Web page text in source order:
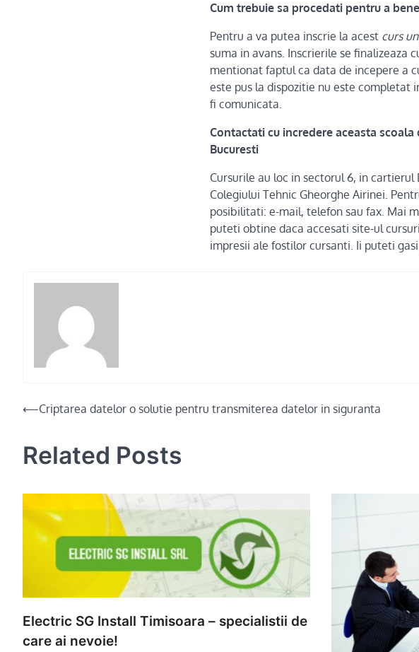
Cum trebuie sa procedati pentru a
Pentru a va putea inscrie la acest curs
suma in avans. Inscrierile se finalizeaza
mentionat faptul ca data de incepere a
este pus la dispozitie nu este completat
fi comunicata.
Contactati cu incredere aceasta
Bucuresti
Cursurile au loc in sectorul 6, in
Colegiului Tehnic Gheorghe Airinei.
posibilitati: e-mail, telefon sau fax. Mai
puteti obtine daca accesati site-ul
impresii ale fostilor cursanti. Ii puteti
Post
⟵Criptarea datelor o solutie pentru transmiterea datelor in siguranta
Related Posts
Electric SG Install Timisoara – specialistii de
care ai nevoie!